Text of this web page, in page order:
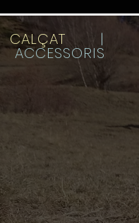
CALÇAT |
ACCESSORIS